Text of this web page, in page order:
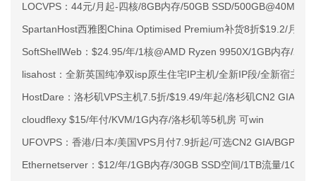
LOCVPS：44元/月起-四核/8GB内存/50GB SSD/
SpartanHost西雅图China Optimised Premium补货8折$19.2/月起
SoftShellWeb：$24.95/年/1核@AMD Ryzen 9950X/1GB内存/
lisahost：全新英国纯净双isp原生住宅IP主机/全新IP段/全新宿主机
HostDare：洛杉矶VPS主机7.5折/$19.49/年起/洛杉矶CN2 GIA/日
cloudflexy $15/年付/KVM/1G内存/洛杉矶等5机房 可win
UFOVPS：香港/日本/美国VPS月付7.9折起/可选CN2 GIA/BGP网
Ethernetserver：$12/年/1GB内存/30GB SSD空间/1TB流量/